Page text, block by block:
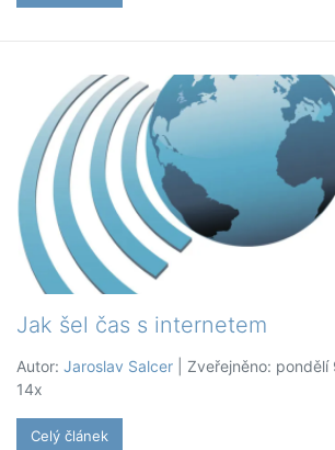
Jak šel čas s internetem
Autor: Jaroslav Salcer | Zveřejněno: pondělí
14x
Celý článek